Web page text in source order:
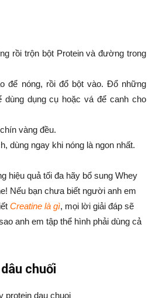
rồi trộn bột Protein và đường trong
để nóng, rồi đổ bột vào. Đổ những
dùng dụng cụ hoặc vá để canh cho
vàng đều.
dùng ngay khi nóng là ngon nhất.
hiệu quả tối đa hãy bổ sung Whey
Nếu bạn chưa biết người anh em
Creatine là gì, mọi lời giải đáp sẽ
anh em tập thể hình phải dùng cả
chuối